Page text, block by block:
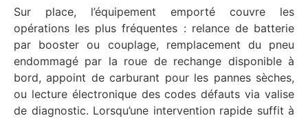
Sur place, l’équipement emporté couvre les
opérations les plus fréquentes : relance de batterie
par booster ou couplage, remplacement du pneu
endommagé par la roue de rechange disponible à
bord, appoint de carburant pour les pannes sèches,
ou lecture électronique des codes défauts via valise
de diagnostic. Lorsqu’une intervention rapide suffit à